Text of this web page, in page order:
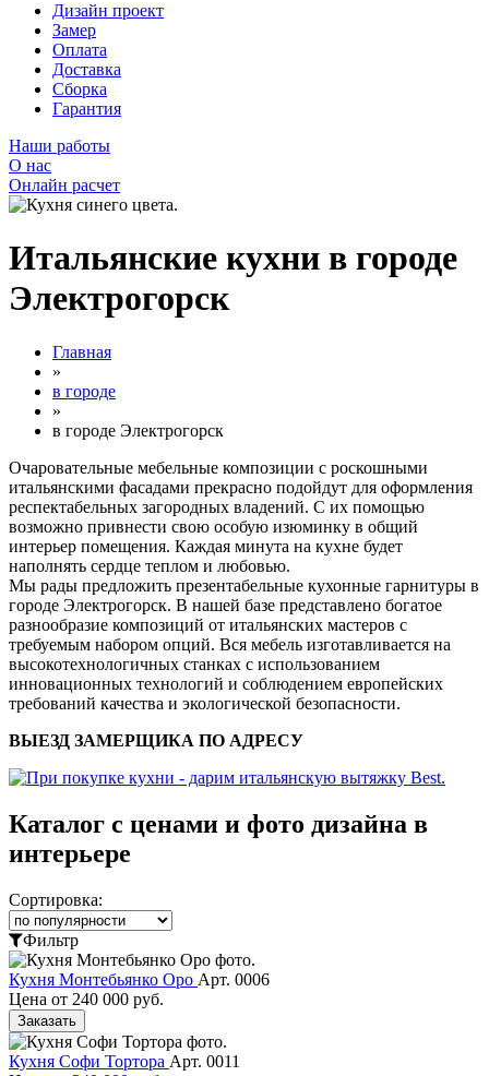
Дизайн проект
Замер
Оплата
Доставка
Сборка
Гарантия
Наши работы
О нас
Онлайн расчет
Итальянские кухни в городе
Электрогорск
Главная
»
в городе
»
в городе Электрогорск
Очаровательные мебельные композиции с роскошными
итальянскими фасадами прекрасно подойдут для оформления
респектабельных загородных владений. С их помощью
возможно привнести свою особую изюминку в общий
интерьер помещения. Каждая минута на кухне будет
наполнять сердце теплом и любовью.
Мы рады предложить презентабельные кухонные гарнитуры в
городе Электрогорск. В нашей базе представлено богатое
разнообразие композиций от итальянских мастеров с
требуемым набором опций. Вся мебель изготавливается на
высокотехнологичных станках с использованием
инновационных технологий и соблюдением европейских
требований качества и экологической безопасности.
ВЫЕЗД ЗАМЕРЩИКА ПО АДРЕСУ
Каталог с ценами и фото дизайна в
интерьере
Сортировка:
Фильтр
Кухня Монтебьянко Оро Арт. 0006
Цена от 240 000 руб.
Заказать
Кухня Софи Тортора Арт. 0011